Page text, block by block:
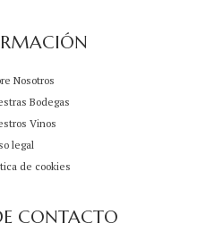
Nosotros
Bodegas
Vinos
legal
de cookies
CONTACTO